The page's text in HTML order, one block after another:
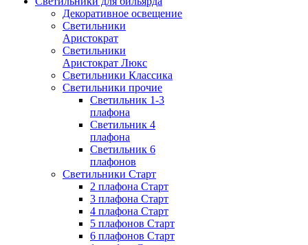
Декоративное освещение
Светильники
Аристократ
Светильники
Аристократ Люкс
Светильники Классика
Светильники прочие
Светильник 1-3
плафона
Светильник 4
плафона
Светильник 6
плафонов
Светильники Старт
2 плафона Старт
3 плафона Старт
4 плафона Старт
5 плафонов Старт
6 плафонов Старт